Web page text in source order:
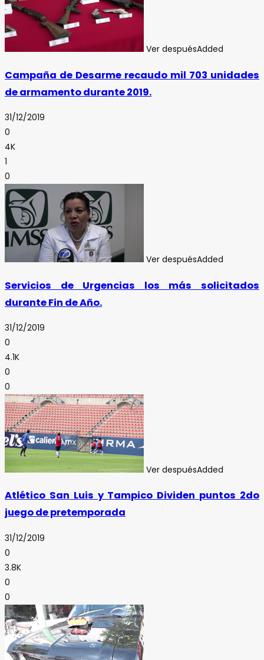
Ver despuésAdded
Campaña de Desarme recaudo mil 703 unidades
de armamento durante 2019.
31/12/2019
0
4K
1
0
Ver despuésAdded
Servicios de Urgencias los más solicitados
durante Fin de Año.
31/12/2019
0
4.1K
0
0
Ver despuésAdded
Atlético San Luis y Tampico Dividen puntos 2do
juego de pretemporada
31/12/2019
0
3.8K
0
0